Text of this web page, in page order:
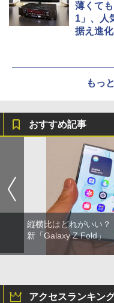
薄くて
1」、人
据え進化
もっ
おすすめ記事
縦横比はどれがいい
新「Galaxy Z Fold」
アクセスランキン